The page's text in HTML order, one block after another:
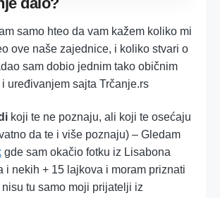
samo hteo da vam kažem koliko mi
ove naše zajednice, i koliko stvari o
sam dobio jednim tako običnim
uređivanjem sajta Trčanje.rs
koji te ne poznaju, ali koji te osećaju
da te i više poznaju) – Gledam
gde sam okačio fotku iz Lisabona
i nekih + 15 lajkova i moram priznati
tu samo moji prijatelji iz